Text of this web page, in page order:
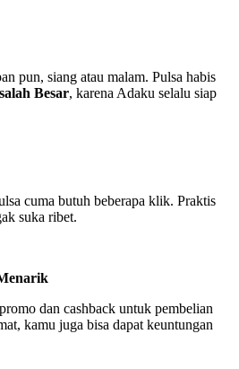
pun, siang atau malam. Pulsa habis
Besar, karena Adaku selalu siap
cuma butuh beberapa klik. Praktis
suka ribet.
dan cashback untuk pembelian
kamu juga bisa dapat keuntungan